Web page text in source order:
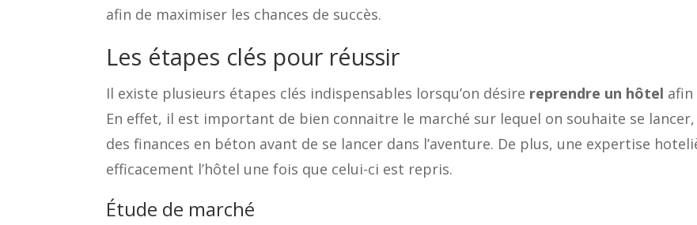
afin de maximiser les chances de succès.
Les étapes clés pour réussir
Il existe plusieurs étapes clés indispensables lorsqu’on désire reprendre un hôtel afin
En effet, il est important de bien connaitre le marché sur lequel on souhaite se
des finances en béton avant de se lancer dans l’aventure. De plus, une expertise
efficacement l’hôtel une fois que celui-ci est repris.
Étude de marché